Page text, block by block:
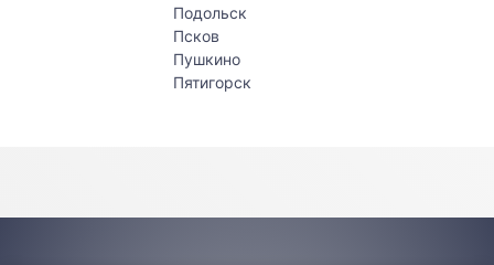
Подольск
Псков
Пушкино
Пятигорск